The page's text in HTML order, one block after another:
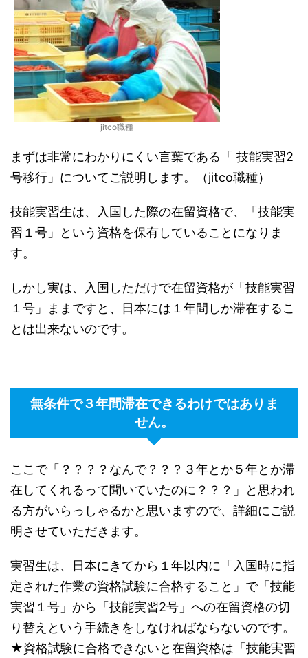
jitco職種
まずは非常にわかりにくい言葉である「 技能実習2
号移行」についてご説明します。（jitco職種）
技能実習生は、入国した際の在留資格で、「技能実
習１号」という資格を保有していることになりま
す。
しかし実は、入国しただけで在留資格が「技能実習
１号」ままですと、日本には１年間しか滞在するこ
とは出来ないのです。
無条件で３年間滞在できるわけではありま
せん。
ここで「？？？？なんで？？？３年とか５年とか滞
在してくれるって聞いていたのに？？？」と思われ
る方がいらっしゃるかと思いますので、詳細にご説
明させていただきます。
実習生は、日本にきてから１年以内に「入国時に指
定された作業の資格試験に合格すること」で「技能
実習１号」から「技能実習2号」への在留資格の切
り替えという手続きをしなければならないのです。
★資格試験に合格できないと在留資格は「技能実習